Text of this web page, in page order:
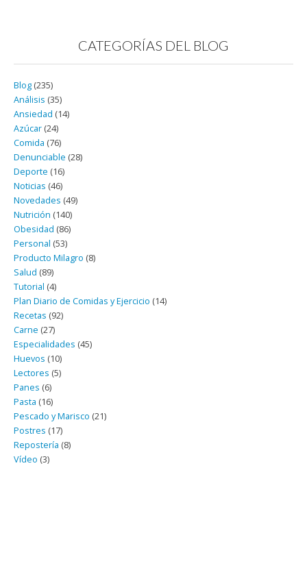
CATEGORÍAS DEL BLOG
Blog (235)
Análisis (35)
Ansiedad (14)
Azúcar (24)
Comida (76)
Denunciable (28)
Deporte (16)
Noticias (46)
Novedades (49)
Nutrición (140)
Obesidad (86)
Personal (53)
Producto Milagro (8)
Salud (89)
Tutorial (4)
Plan Diario de Comidas y Ejercicio (14)
Recetas (92)
Carne (27)
Especialidades (45)
Huevos (10)
Lectores (5)
Panes (6)
Pasta (16)
Pescado y Marisco (21)
Postres (17)
Repostería (8)
Vídeo (3)